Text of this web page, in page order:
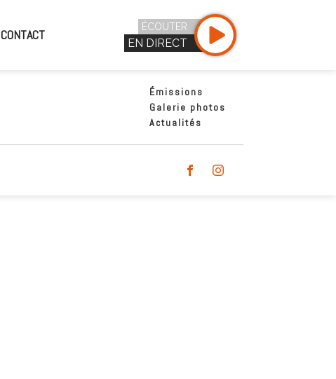
CONTACT
ÉCOUTER
EN DIRECT
Émissions
Galerie photos
Actualités